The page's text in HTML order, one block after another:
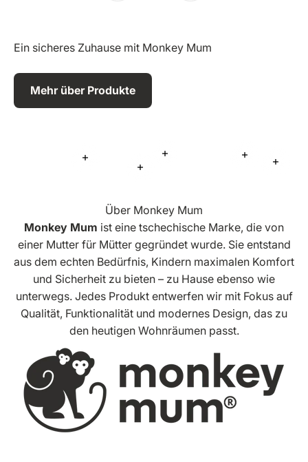
Ein sicheres Zuhause mit Monkey Mum
Mehr über Produkte
Mehr
Mehr InformationenMehr Informationen
Über Monkey Mum
Monkey Mum ist eine tschechische Marke, die von
einer Mutter für Mütter gegründet wurde. Sie entstand
aus dem echten Bedürfnis, Kindern maximalen Komfort
und Sicherheit zu bieten – zu Hause ebenso wie
unterwegs. Jedes Produkt entwerfen wir mit Fokus auf
Qualität, Funktionalität und modernes Design, das zu
den heutigen Wohnräumen passt.